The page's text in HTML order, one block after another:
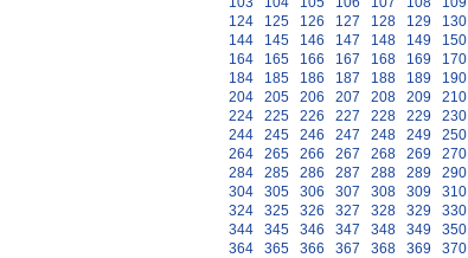
124
125 126 127 128 129 130
144
145 146 147 148 149 150
164
165 166 167 168 169 170
184
185 186 187 188 189 190
204
205 206 207 208 209 210
224
225 226 227 228 229 230
244
245 246 247 248 249 250
264
265 266 267 268 269 270
284
285 286 287 288 289 290
304
305 306 307 308 309 310
324
325 326 327 328 329 330
344
345 346 347 348 349 350
364
365 366 367 368 369 370